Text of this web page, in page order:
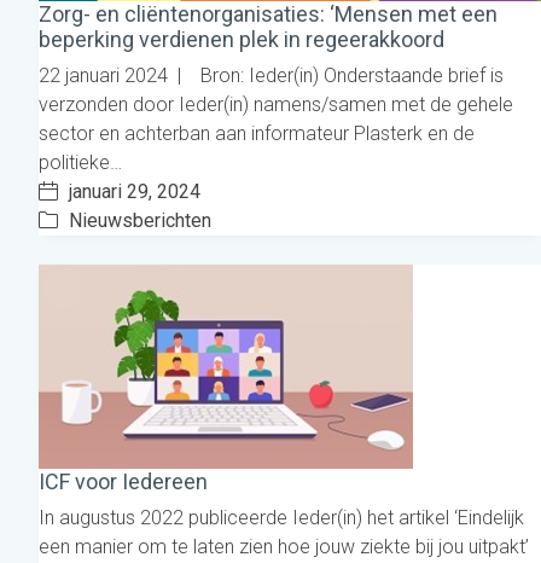
Zorg- en cliëntenorganisaties: ‘Mensen met een
beperking verdienen plek in regeerakkoord
22 januari 2024 | Bron: Ieder(in) Onderstaande brief is
verzonden door Ieder(in) namens/samen met de gehele
sector en achterban aan informateur Plasterk en de
politieke…
januari 29, 2024
Nieuwsberichten
ICF voor Iedereen
In augustus 2022 publiceerde Ieder(in) het artikel ‘Eindelijk
een manier om te laten zien hoe jouw ziekte bij jou uitpakt’